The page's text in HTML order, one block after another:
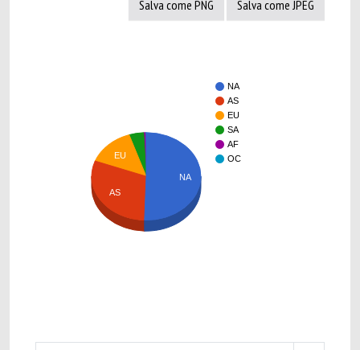
Salva come PNG Salva come JPEG
NA
AS
EU
SA
AF
OC
EU
AS
NA